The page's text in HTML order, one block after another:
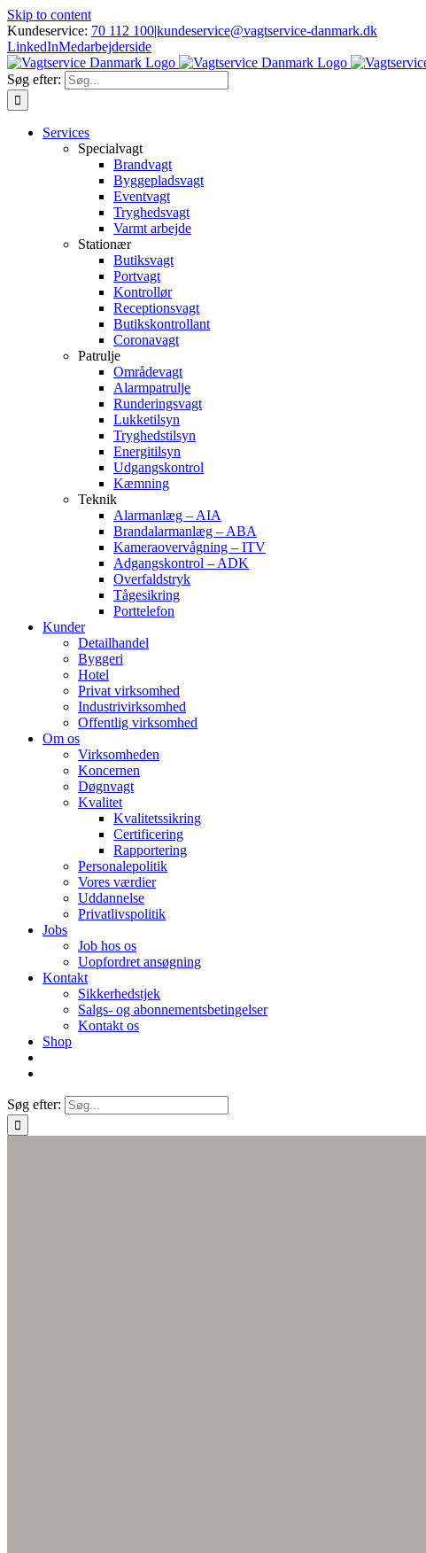
Skip to content
Kundeservice: 70 112 100|kundeservice@vagtservice-danmark.dk
LinkedInMedarbejderside
Søg efter:
Services
Specialvagt
Brandvagt
Byggepladsvagt
Eventvagt
Tryghedsvagt
Varmt arbejde
Stationær
Butiksvagt
Portvagt
Kontrollør
Receptionsvagt
Butikskontrollant
Coronavagt
Patrulje
Områdevagt
Alarmpatrulje
Runderingsvagt
Lukketilsyn
Tryghedstilsyn
Energitilsyn
Udgangskontrol
Kæmning
Teknik
Alarmanlæg – AIA
Brandalarmanlæg – ABA
Kameraovervågning – ITV
Adgangskontrol – ADK
Overfaldstryk
Tågesikring
Porttelefon
Kunder
Detailhandel
Byggeri
Hotel
Privat virksomhed
Industrivirksomhed
Offentlig virksomhed
Om os
Virksomheden
Koncernen
Døgnvagt
Kvalitet
Kvalitetssikring
Certificering
Rapportering
Personalepolitik
Vores værdier
Uddannelse
Privatlivspolitik
Jobs
Job hos os
Uopfordret ansøgning
Kontakt
Sikkerhedstjek
Salgs- og abonnementsbetingelser
Kontakt os
Shop
Søg efter: